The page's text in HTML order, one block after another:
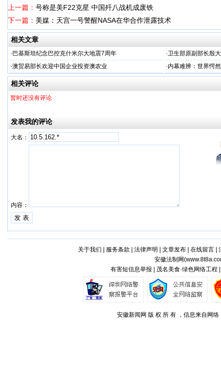
上一篇： 号称是美F22克星 中国歼八战机成废铁
下一篇： 美媒：天宫一号警醒NASA在华合作泄露技术
相关文章
· 巴基斯坦纪念巴控克什米尔大地震7周年 ·卫生部原副部长殷
·澳贸易部长欢迎中国企业投资澳农业 ·内幕难辨：世界愕
相关评论
暂时还没有评论
发表我的评论
大名：
内容：
关于我们 服务条款 法律声明 文章发布| 在线留言|
安徽法制网(
有害短信息举报 | 茂名美食·绿色网络工
安徽新闻网 版 权 所 有 ，信息来自网